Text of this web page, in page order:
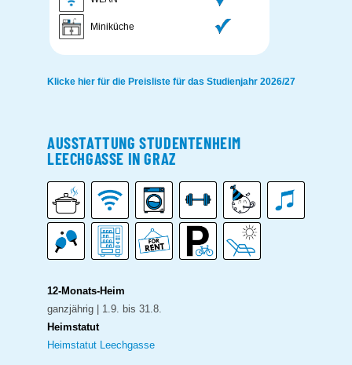
Miniküche
Klicke hier für die Preisliste für das Studienjahr 2026/27
AUSSTATTUNG STUDENTENHEIM
LEECHGASSE IN GRAZ
12-Monats-Heim
ganzjährig | 1.9. bis 31.8.
Heimstatut
Heimstatut Leechgasse